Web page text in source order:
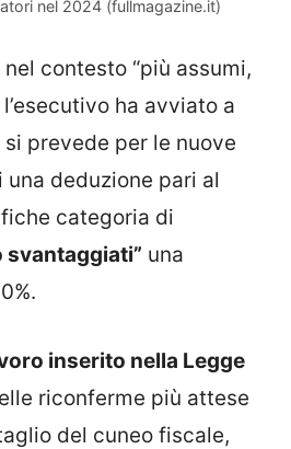
nel 2024 (fullmagazine.it)
contesto “più assumi,
ha avviato a
prevede per le nuove
deduzione pari al
categoria di
svantaggiati” una
inserito nella Legge
riconferme più attese
del cuneo fiscale,